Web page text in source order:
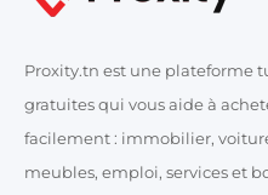
Proxity.tn est une plateforme
gratuites qui vous aide à
facilement : immobilier,
meubles, emploi, services et